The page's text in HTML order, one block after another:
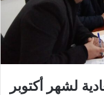
لشهر أكتوبر